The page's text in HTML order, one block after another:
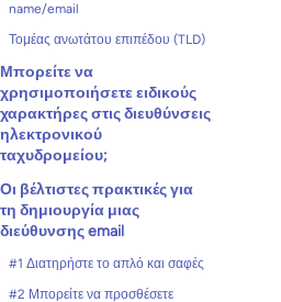
name/email
Τομέας ανωτάτου επιπέδου (TLD)
Μπορείτε να
χρησιμοποιήσετε ειδικούς
χαρακτήρες στις διευθύνσεις
ηλεκτρονικού
ταχυδρομείου;
Οι βέλτιστες πρακτικές για
τη δημιουργία μιας
διεύθυνσης email
#1 Διατηρήστε το απλό και σαφές
#2 Μπορείτε να προσθέσετε